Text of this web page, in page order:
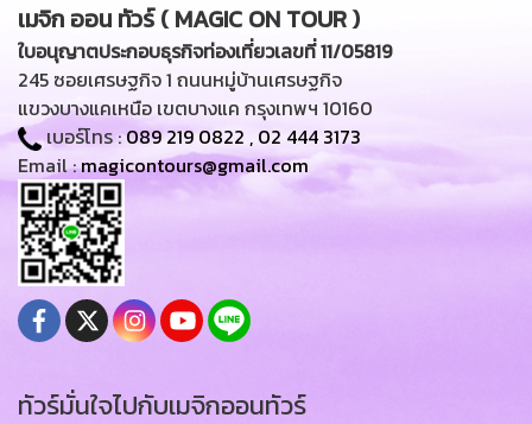
เมจิก ออน ทัวร์ ( MAGIC ON TOUR )
ใบอนุญาตประกอบธุรกิจท่องเที่ยวเลขที่ 11/05819
245 ซอยเศรษฐกิจ 1 ถนนหมู่บ้านเศรษฐกิจ
แขวงบางแคเหนือ เขตบางแค กรุงเทพฯ 10160
เบอร์โทร :089 219 0822 , 02 444 3173
Email :magicontours@gmail.com
ทัวร์มั่นใจไปกับเมจิกออนทัวร์